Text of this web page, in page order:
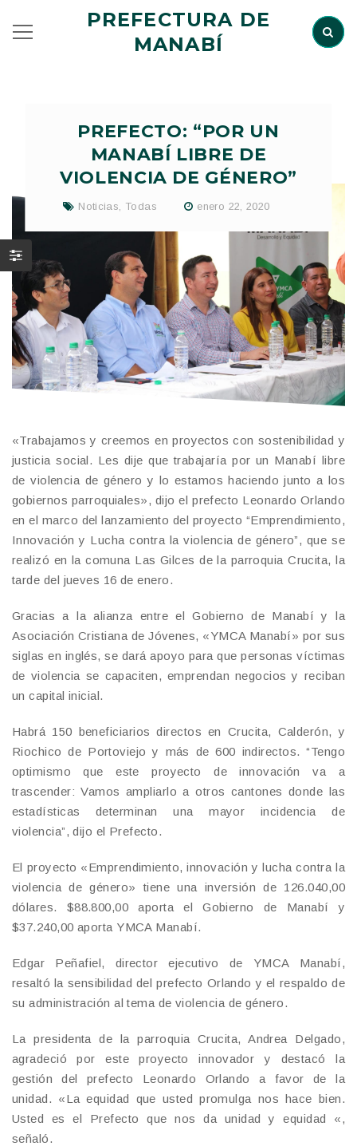
PREFECTURA DE
MANABÍ
PREFECTO: “POR UN
MANABÍ LIBRE DE
VIOLENCIA DE GÉNERO”
Noticias Todas enero 22, 2020
«Trabajamos y creemos en proyectos con sostenibilidad y
justicia social. Les dije que trabajaría por un Manabí libre
de violencia de género y lo estamos haciendo junto a los
gobiernos parroquiales», dijo el prefecto Leonardo Orlando
en el marco del lanzamiento del proyecto “Emprendimiento,
Innovación y Lucha contra la violencia de género”, que se
realizó en la comuna Las Gilces de la parroquia Crucita, la
tarde del jueves 16 de enero.
Gracias a la alianza entre el Gobierno de Manabí y la
Asociación Cristiana de Jóvenes, «YMCA Manabí» por sus
siglas en inglés, se dará apoyo para que personas víctimas
de violencia se capaciten, emprendan negocios y reciban
un capital inicial.
Habrá 150 beneficiarios directos en Crucita, Calderón, y
Riochico de Portoviejo y más de 600 indirectos. “Tengo
optimismo que este proyecto de innovación va a
trascender: Vamos ampliarlo a otros cantones donde las
estadísticas determinan una mayor incidencia de
violencia”, dijo el Prefecto.
El proyecto «Emprendimiento, innovación y lucha contra la
violencia de género» tiene una inversión de 126.040,00
dólares. $88.800,00 aporta el Gobierno de Manabí y
$37.240,00 aporta YMCA Manabí.
Edgar Peñafiel, director ejecutivo de YMCA Manabí,
resaltó la sensibilidad del prefecto Orlando y el respaldo de
su administración al tema de violencia de género.
La presidenta de la parroquia Crucita, Andrea Delgado,
agradeció por este proyecto innovador y destacó la
gestión del prefecto Leonardo Orlando a favor de la
unidad. «La equidad que usted promulga nos hace bien.
Usted es el Prefecto que nos da unidad y equidad «,
señaló.